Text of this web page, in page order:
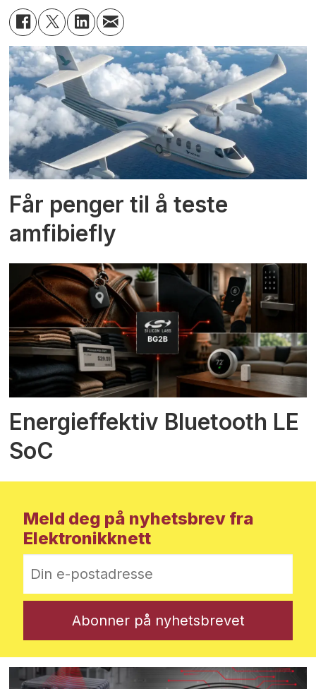
Får penger til å teste
amfibiefly
Energieffektiv Bluetooth LE
SoC
Meld deg på nyhetsbrev fra
Elektronikknett